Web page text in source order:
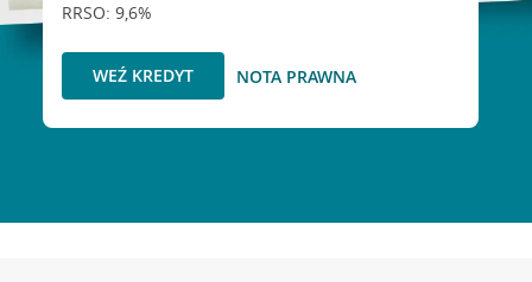
RRSO: 9,6%
WEŹ KREDYT NOTA PRAWNA